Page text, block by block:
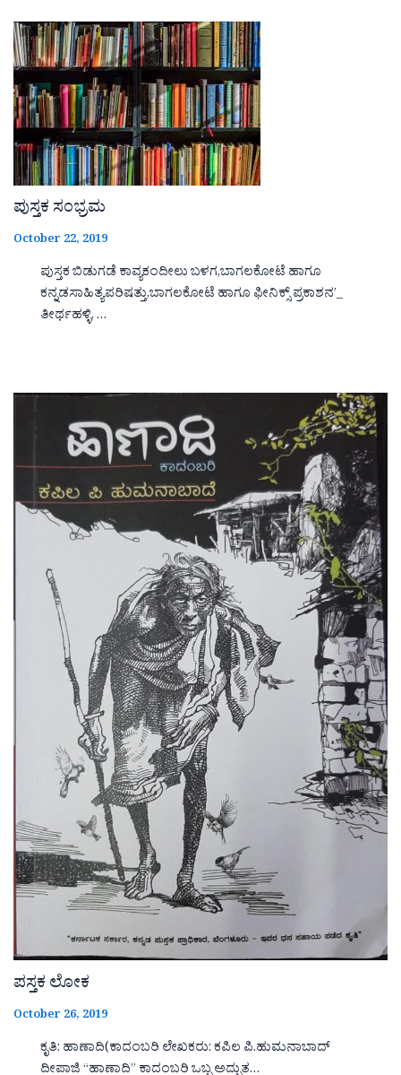
ಪುಸ್ತಕ ಸಂಭ್ರಮ
October 22, 2019
ಪುಸ್ತಕ ಬಿಡುಗಡೆ ಕಾವ್ಯಕಂದೀಲು ಬಳಗ,ಬಾಗಲಕೋಟೆ ಹಾಗೂ
ಕನ್ನಡಸಾಹಿತ್ಯಪರಿಷತ್ತು,ಬಾಗಲಕೋಟೆ ಹಾಗೂ ಫೀನಿಕ್ಸ್ ಪ್ರಕಾಶನ’_
ತೀರ್ಥಹಳ್ಳಿ, …
ಪಸ್ತಕ ಲೋಕ
October 26, 2019
ಕೃತಿ: ಹಾಣಾದಿ(ಕಾದಂಬರಿ ಲೇಖಕರು: ಕಪಿಲ ಪಿ.ಹುಮನಾಬಾದ್
ದೀಪಾಜಿ “ಹಾಣಾದಿ‌‌‌‌” ಕಾದಂಬರಿ ಒಬ್ಬ ಅದ್ಭುತ…